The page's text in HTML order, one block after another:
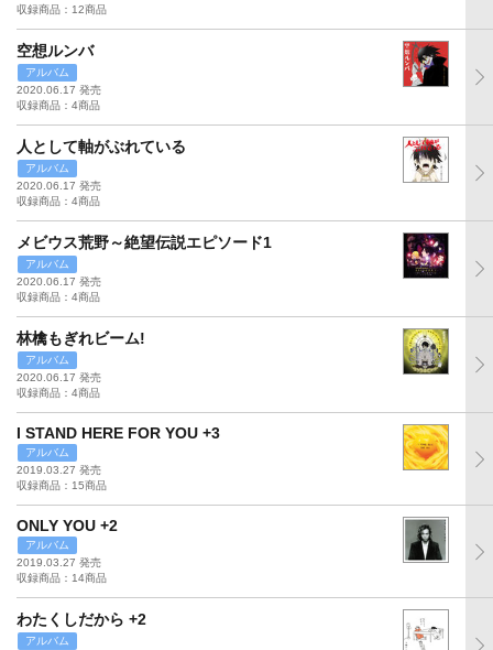
収録商品：12商品
空想ルンバ
アルバム
2020.06.17 発売
収録商品：4商品
人として軸がぶれている
アルバム
2020.06.17 発売
収録商品：4商品
メビウス荒野～絶望伝説エピソード1
アルバム
2020.06.17 発売
収録商品：4商品
林檎もぎれビーム!
アルバム
2020.06.17 発売
収録商品：4商品
I STAND HERE FOR YOU +3
アルバム
2019.03.27 発売
収録商品：15商品
ONLY YOU +2
アルバム
2019.03.27 発売
収録商品：14商品
わたくしだから +2
アルバム